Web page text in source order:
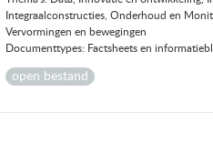
Integraalconstructies, Onderhoud en
Vervormingen en bewegingen
Documenttypes: Factsheets en
open bestand